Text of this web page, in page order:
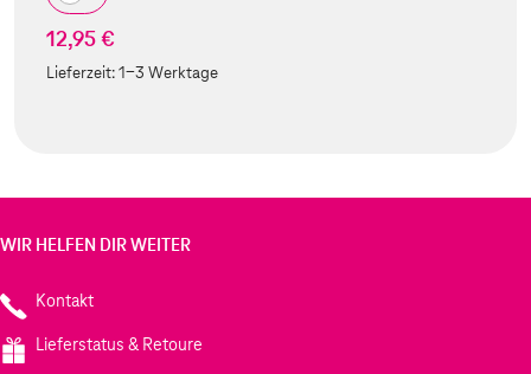
12,95 €
Lieferzeit:1-3 Werktage
WIR HELFEN DIR WEITER
Kontakt
Lieferstatus & Retoure